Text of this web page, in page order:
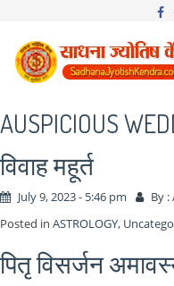
main
content
AUSPICIOUS
विवाह महूर्त
July 9, 2023 - 5:46 pm By :
Posted in ASTROLOGY,
पितृ विसर्जन